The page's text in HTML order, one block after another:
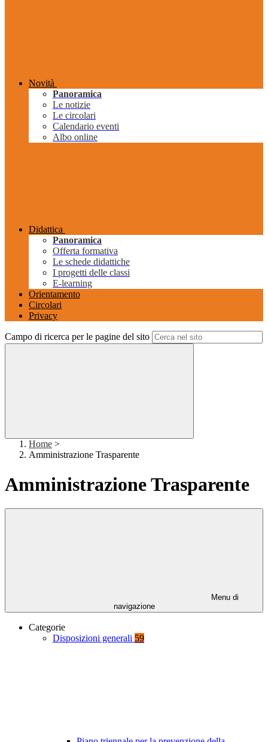
Novità
Panoramica
Le notizie
Le circolari
Calendario eventi
Albo online
Didattica
Panoramica
Offerta formativa
Le schede didattiche
I progetti delle classi
E-learning
Orientamento
Circolari
Privacy
Campo di ricerca per le pagine del sito
Home >
Amministrazione Trasparente
Amministrazione Trasparente
Menu di
navigazione
Categorie
Disposizioni generali 59